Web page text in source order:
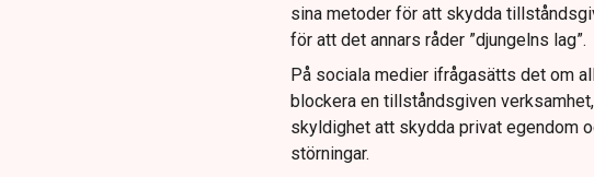
sina metoder för att skydda
för att det annars råder ”djungelns lag”.
På sociala medier ifrågasätts det om
blockera en tillståndsgiven
skyldighet att skydda privat egendom
störningar.